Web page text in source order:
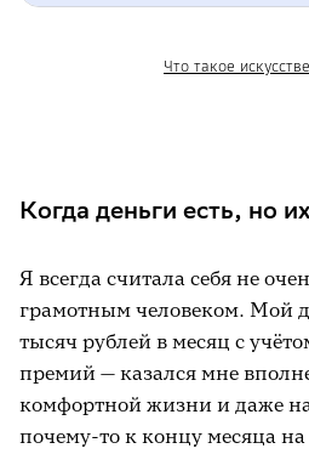
действиям
Бесплатный
советник: доступно 24/7
Что такое
Когда деньги есть, но
Я всегда считала себя не
грамотным человеком. Мой
тысяч рублей в месяц с
премий — казался мне
комфортной жизни и даже
почему-то к концу месяца на